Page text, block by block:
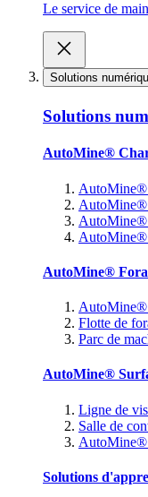
Le service de
Solutions
Solutions
AutoMine®
AutoMine®
AutoMine®
AutoMine®
AutoMine®
Flotte de
Parc de
AutoMine®
Ligne de
Salle de
AutoMine®
Solutions